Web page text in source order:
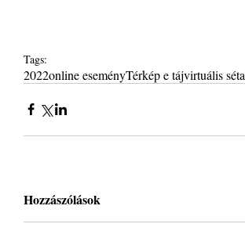
Tags:
2022online eseményTérkép e tájvirtuális séta
Hozzászólások